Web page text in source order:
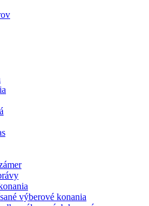
výberové konania